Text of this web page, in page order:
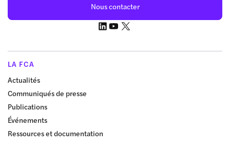
Nous contacter
LA FCA
Actualités
Communiqués de presse
Publications
Événements
Ressources et documentation